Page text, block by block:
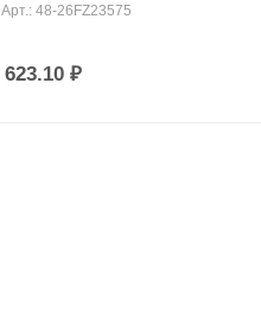
Арт.: 48-26FZ23575
623.10₽